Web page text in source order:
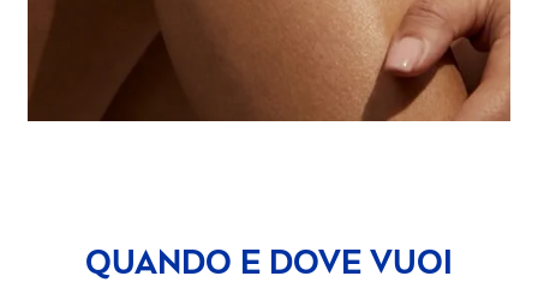
QUANDO E DOVE VUOI